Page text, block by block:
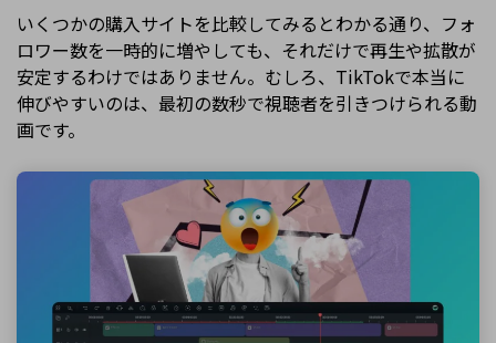
いくつかの購入サイトを比較してみるとわかる通り、フォ
ロワー数を一時的に増やしても、それだけで再生や拡散が
安定するわけではありません。むしろ、TikTokで本当に
伸びやすいのは、最初の数秒で視聴者を引きつけられる動
画です。